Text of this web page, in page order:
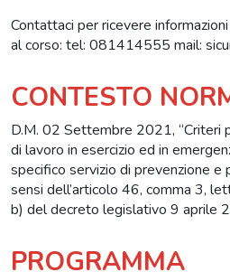
Contattaci per ricevere
al corso: tel: 081414555 mail:
CONTESTO
D.M. 02 Settembre 2021, “Criteri
di lavoro in esercizio ed in
specifico servizio di prevenzione e
sensi dell’articolo 46, comma 3,
b) del decreto legislativo 9 aprile
PROGRAMMA